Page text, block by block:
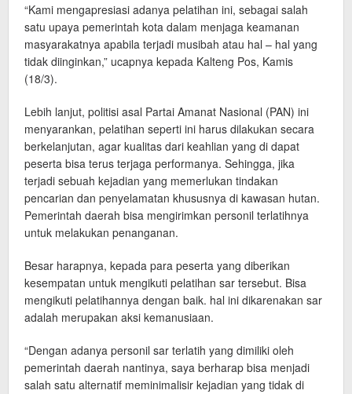
“Kami mengapresiasi adanya pelatihan ini, sebagai salah
satu upaya pemerintah kota dalam menjaga keamanan
masyarakatnya apabila terjadi musibah atau hal – hal yang
tidak diinginkan,” ucapnya kepada Kalteng Pos, Kamis
(18/3).
Lebih lanjut, politisi asal Partai Amanat Nasional (PAN) ini
menyarankan, pelatihan seperti ini harus dilakukan secara
berkelanjutan, agar kualitas dari keahlian yang di dapat
peserta bisa terus terjaga performanya. Sehingga, jika
terjadi sebuah kejadian yang memerlukan tindakan
pencarian dan penyelamatan khususnya di kawasan hutan.
Pemerintah daerah bisa mengirimkan personil terlatihnya
untuk melakukan penanganan.
Besar harapnya, kepada para peserta yang diberikan
kesempatan untuk mengikuti pelatihan sar tersebut. Bisa
mengikuti pelatihannya dengan baik. hal ini dikarenakan sar
adalah merupakan aksi kemanusiaan.
“Dengan adanya personil sar terlatih yang dimiliki oleh
pemerintah daerah nantinya, saya berharap bisa menjadi
salah satu alternatif meminimalisir kejadian yang tidak di